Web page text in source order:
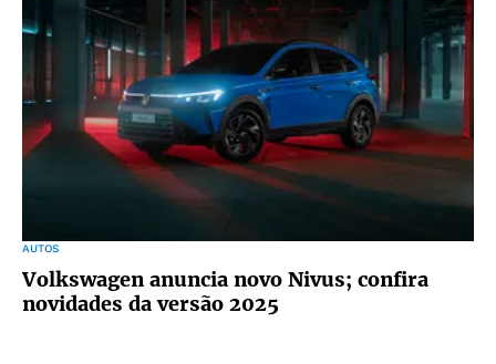
AUTOS
Volkswagen anuncia novo Nivus; confira
novidades da versão 2025